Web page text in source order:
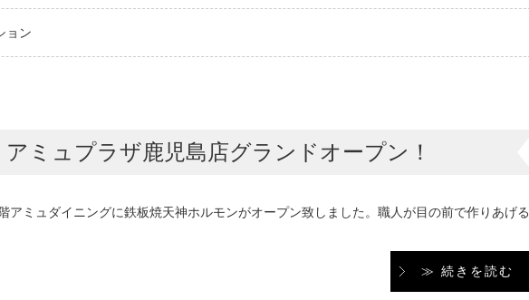
ョン
ミュプラザ鹿児島店グランドオープン！
ミュダイニングに鉄板焼天神ホルモンがオープン致しました。職人が目の前で作りあげる
≫ 続きを読む